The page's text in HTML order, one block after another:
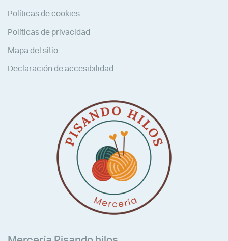
Políticas de cookies
Políticas de privacidad
Mapa del sitio
Declaración de accesibilidad